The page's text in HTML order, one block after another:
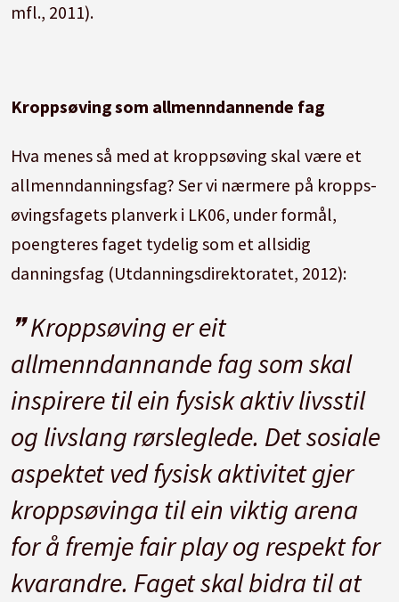
mfl., 2011).
Kroppsøving som allmenndannende fag
Hva menes så med at kroppsøving skal være et
allmenndanningsfag? Ser vi nærmere på kropps-
øvingsfagets planverk i LK06, under formål,
poengteres faget tydelig som et allsidig
danningsfag (Utdanningsdirektoratet, 2012):
Kroppsøving er eit
allmenndannande fag som skal
inspirere til ein fysisk aktiv livsstil
og livslang rørsleglede. Det sosiale
aspektet ved fysisk aktivitet gjer
kroppsøvinga til ein viktig arena
for å fremje fair play og respekt for
kvarandre. Faget skal bidra til at